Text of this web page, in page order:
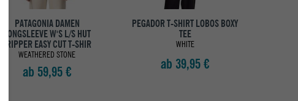
PATAGONIA DAMEN
LONGSLEEVE W'S L/S HUT
TRIPPER EASY CUT T-SHIR
WEATHERED STONE
ab 59,95 €
PEGADOR T-SHIRT LOBOS BOXY
TEE
WHITE
ab 39,95 €